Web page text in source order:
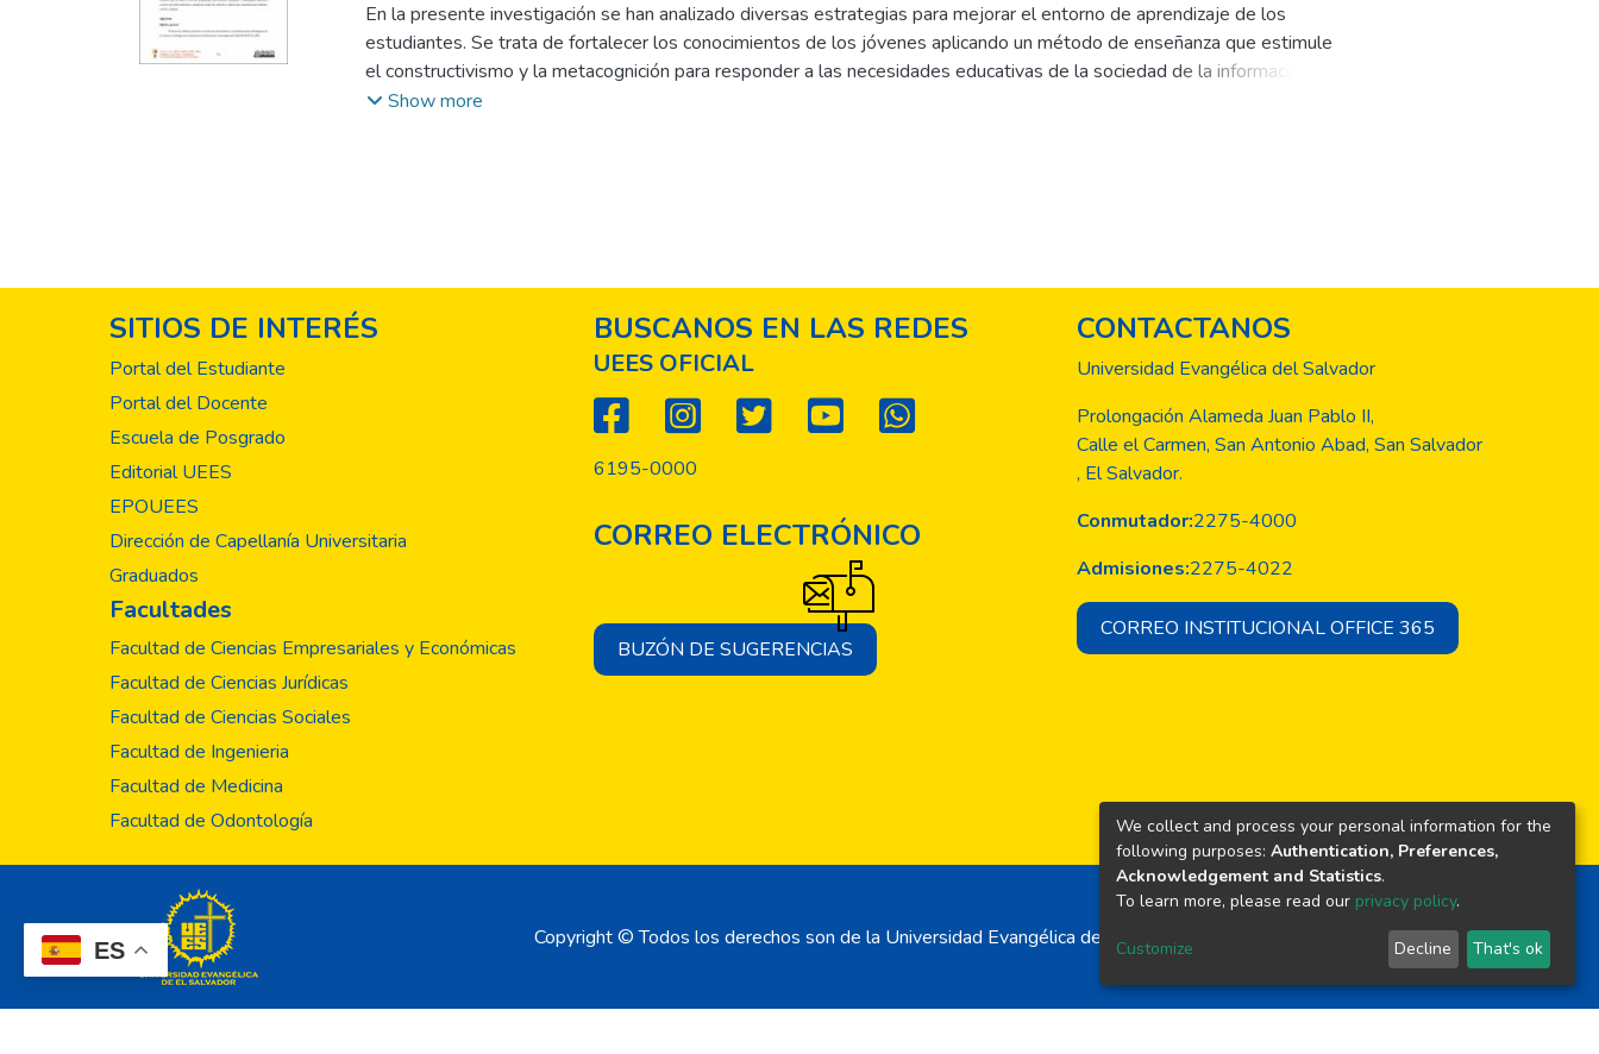
ES
En la presente investigación se han analizado diversas estrategias para mejorar el entorno de aprendizaje de los
estudiantes. Se trata de fortalecer los conocimientos de los jóvenes aplicando un método de enseñanza que estimule
el constructivismo y la metacognición para responder a las necesidades educativas de la sociedad de la información. La
teoría describe los beneficios de integrar la robótica como herramienta de apoyo para la enseñanza de diferentes
Show more
SITIOS DE INTERÉS
Portal del Estudiante
Portal del Docente
Escuela de Posgrado
Editorial UEES
EPOUEES
Dirección de Capellanía Universitaria
Graduados
Facultades
Facultad de Ciencias Empresariales y Económicas
Facultad de Ciencias Jurídicas
Facultad de Ciencias Sociales
Facultad de Ingenieria
Facultad de Medicina
Facultad de Odontología
BUSCANOS EN LAS REDES
UEES OFICIAL
6195-0000
CORREO ELECTRÓNICO
BUZÓN DE SUGERENCIAS
CONTACTANOS
Universidad Evangélica del Salvador
Prolongación Alameda Juan Pablo II,
Calle el Carmen, San Antonio Abad, San Salvador
, El Salvador.
Conmutador:2275-4000
Admisiones:2275-4022
CORREO INSTITUCIONAL OFFICE 365
Copyright © Todos los derechos son de la Universidad Evangélica de El Salvador
We collect and process your personal information for the
following purposes: Authentication, Preferences,
Acknowledgement and Statistics.
To learn more, please read our privacy policy.
Customize Decline That's ok